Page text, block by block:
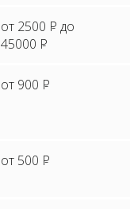
от 2500 P до
45000 P
от 900 P
от 500 P